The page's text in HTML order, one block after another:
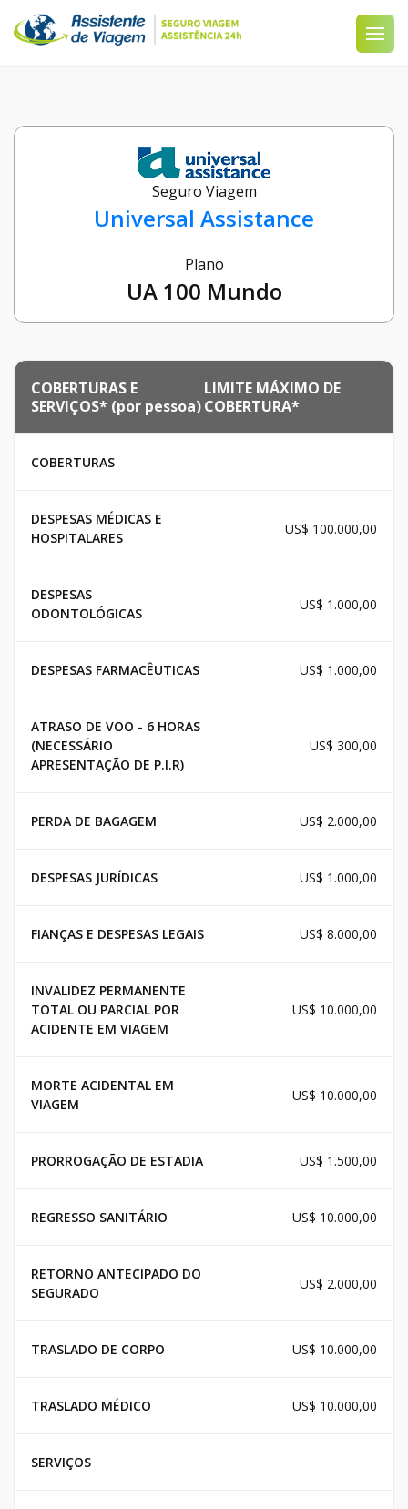
Seguro Viagem
Universal Assistance
Plano
UA 100 Mundo
COBERTURAS E
SERVIÇOS* (por pessoa)
LIMITE MÁXIMO DE
COBERTURA*
COBERTURAS
DESPESAS MÉDICAS E
HOSPITALARES
US$ 100.000,00
DESPESAS
ODONTOLÓGICAS
US$ 1.000,00
DESPESAS FARMACÊUTICAS US$ 1.000,00
ATRASO DE VOO - 6 HORAS
(NECESSÁRIO
APRESENTAÇÃO DE P.I.R)
US$ 300,00
PERDA DE BAGAGEM US$ 2.000,00
DESPESAS JURÍDICAS US$ 1.000,00
FIANÇAS E DESPESAS LEGAIS US$ 8.000,00
INVALIDEZ PERMANENTE
TOTAL OU PARCIAL POR
ACIDENTE EM VIAGEM
US$ 10.000,00
MORTE ACIDENTAL EM
VIAGEM
US$ 10.000,00
PRORROGAÇÃO DE ESTADIA US$ 1.500,00
REGRESSO SANITÁRIO US$ 10.000,00
RETORNO ANTECIPADO DO
SEGURADO
US$ 2.000,00
TRASLADO DE CORPO US$ 10.000,00
TRASLADO MÉDICO US$ 10.000,00
SERVIÇOS